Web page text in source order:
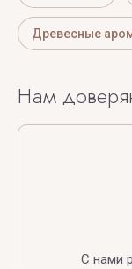
Древесные
Нам
С нами